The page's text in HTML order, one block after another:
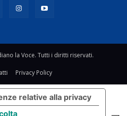
la Voce. Tutti i diritti riservati.
Privacy Policy
relative alla privacy